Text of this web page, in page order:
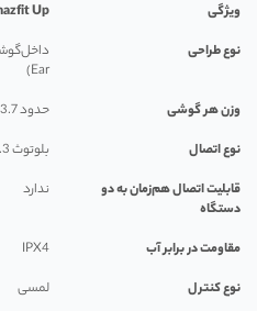
ویژگی Up
نوع طراحی
Ear)
وزن هر گوشی حدود 3.7 گرم
نوع اتصال
بلوتوث 5.3
قابلیت اتصال هم‌زمان به دو
دستگاه
ندارد
مقاومت در برابر آب IPX4
نوع کنترل
لمسی